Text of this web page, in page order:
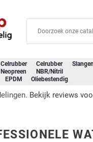
Celrubber
Neopreen
EPDM
Celrubber
NBR/Nitril
Oliebestendig
Slangen
Bekijk reviews